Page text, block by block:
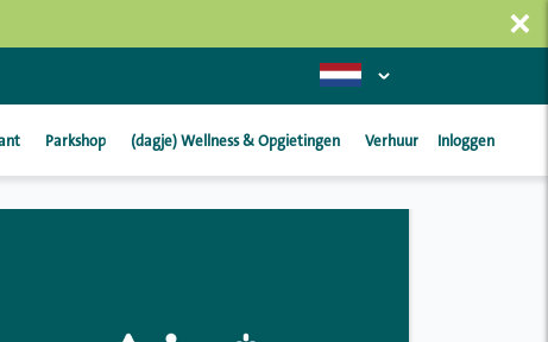
×
Parkshop (dagje) Wellness & Opgietingen Verhuur Inloggen